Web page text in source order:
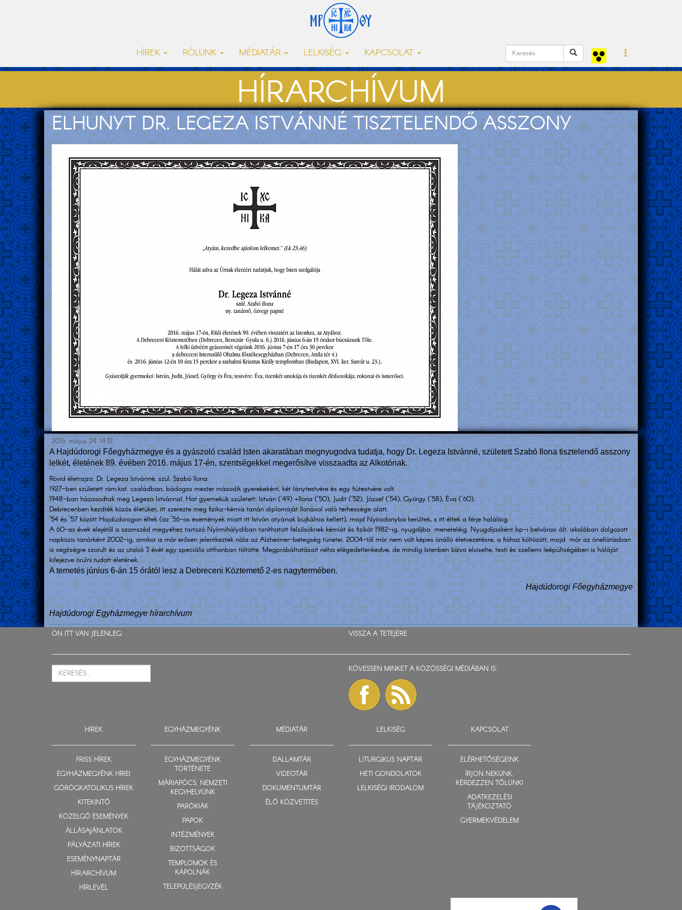
HÍREK RÓLUNK MÉDIATÁR LELKISÉG KAPCSOLAT
HÍRARCHÍVUM
ELHUNYT DR. LEGEZA ISTVÁNNÉ TISZTELENDŐ ASSZONY
2016. május 24. 14:12
A Hajdúdorogi Főegyházmegye és a gyászoló család Isten akaratában megnyugodva tudatja, hogy Dr. Legeza Istvánné, született Szabó Ilona tisztelendő asszony
lelkét, életének 89. évében 2016. május 17-én, szentségekkel megerősítve visszaadta az Alkotónak.
Rövid életrajza: Dr. Legeza Istvánné, szül. Szabó Ilona
1927-ben született róm.kat. családban, bádogos mester második gyerekeként, két lánytestvére és egy fiútestvére volt.
1948-ban házasodtak meg Legeza Istvánnal. Hat gyemekük született: István ('49) +Ilona ('50), Judit ('52), József ('54), György ('58), Éva ('60).
Debrecenben kezdték közös életüket, itt szerezte meg fizika-kémia tanári diplomáját Ilonával való terhessége alatt.
'54 és '57 között Hajdúdorogon éltek (az '56-os események miatt itt István atyának bujkálnia kellett), majd Nyíradonyba kerültek, s itt éltek a férje haláláig.
A 60-as évek elejétől a szomszéd megyéhez tartozó Nyírmihálydiban taníthatott felsősöknek kémiát és fizikát 1982-ig, nyugdíjba meneteléig. Nyugdíjasként bp-i belvárosi ált. iskolában dolgozott
napközis tanárként 2002-ig, amikor is már erősen jelentkeztek nála az Alzheimer-betegség tünetei. 2004-től már nem volt képes önálló életvezetésre, a fiához költözött, majd már az önellátásban
is segítségre szorult és az utolsó 3 évét egy speciális otthonban töltötte. Megpróbáltatásait néha elégedetlenkedve, de mindig Istenben bízva elviselte, testi és szellemi leépültségében is háláját
kifejezve örülni tudott életének.
A temetés június 6-án 15 órától lesz a Debreceni Köztemető 2-es nagytermében.
Hajdúdorogi Főegyházmegye
Hajdúdorogi Egyházmegye hírarchívum
ÖN ITT VAN JELENLEG: VISSZA A TETEJÉRE
KÖVESSEN MINKET A KÖZÖSSÉGI MÉDIÁBAN IS:
HÍREK
FRISS HÍREK
EGYHÁZMEGYÉNK HÍREI
GÖRÖGKATOLIKUS HÍREK
KITEKINTŐ
KÖZELGŐ ESEMÉNYEK
ÁLLÁSAJÁNLATOK
PÁLYÁZATI HÍREK
ESEMÉNYNAPTÁR
HÍRARCHÍVUM
HÍRLEVÉL
EGYHÁZMEGYÉNK
EGYHÁZMEGYÉNK
TÖRTÉNETE
MÁRIAPÓCS, NEMZETI
KEGYHELYÜNK
PARÓKIÁK
PAPOK
INTÉZMÉNYEK
BIZOTTSÁGOK
TEMPLOMOK ÉS
KÁPOLNÁK
TELEPÜLÉSJEGYZÉK
MÉDIATÁR
DALLAMTÁR
VIDEOTÁR
DOKUMENTUMTÁR
ÉLŐ KÖZVETÍTÉS
LELKISÉG
LITURGIKUS NAPTÁR
HETI GONDOLATOK
LELKISÉGI IRODALOM
KAPCSOLAT
ELÉRHETŐSÉGEINK
ÍRJON NEKÜNK,
KÉRDEZZEN TŐLÜNK!
ADATKEZELÉSI
TÁJÉKOZTATÓ
GYERMEKVÉDELEM